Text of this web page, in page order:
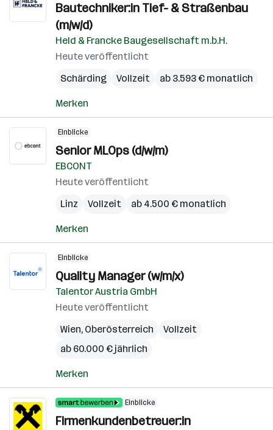
Bautechniker:in Tief- & Straßenbau
(m/w/d)
Held & Francke Baugesellschaft m.b.H.
Heute veröffentlicht
Schärding
Vollzeit ab 3.593 € monatlich
Merken
Einblicke
Senior MLOps (d/w/m)
EBCONT
Heute veröffentlicht
Linz
Vollzeit ab 4.500 € monatlich
Merken
Einblicke
Quality Manager (w/m/x)
Talentor Austria GmbH
Heute veröffentlicht
Wien, Oberösterreich
Vollzeit
ab 60.000 € jährlich
Merken
Einblicke
Firmenkundenbetreuer:in